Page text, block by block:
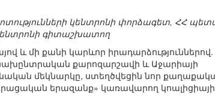
կենտրոնի փորձագետ, ՀՀ
գիտաշխատող
և մի քանի կարևոր իրադարձություններով.
քարոզարշավի և Աջարիայի
մեկնարկը, ստեղծվեցին նոր
երազանք» կառավարող կոալիցիայի